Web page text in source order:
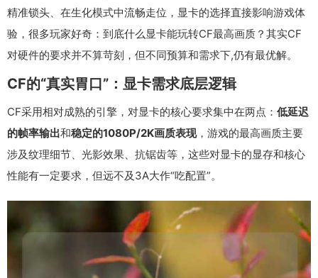
精准锁头、在生化模式中流畅走位，显卡的选择直接影响游戏体
验，很多玩家好奇：到底什么显卡能玩转CF最高画质？其实CF
对硬件的要求并不算苛刻，但不同预算和需求下,仍有最优解。
CF的“真实胃口”：显卡需求底层逻辑
CF采用相对成熟的引擎，对显卡的核心要求集中在两点： 低延迟
的帧率输出和稳定的1080P/2K画质表现，游戏的最高画质主要
涉及纹理细节、光影效果、抗锯齿等，这些对显卡的显存和核心
性能有一定要求，但远不及3A大作“吃配置”。